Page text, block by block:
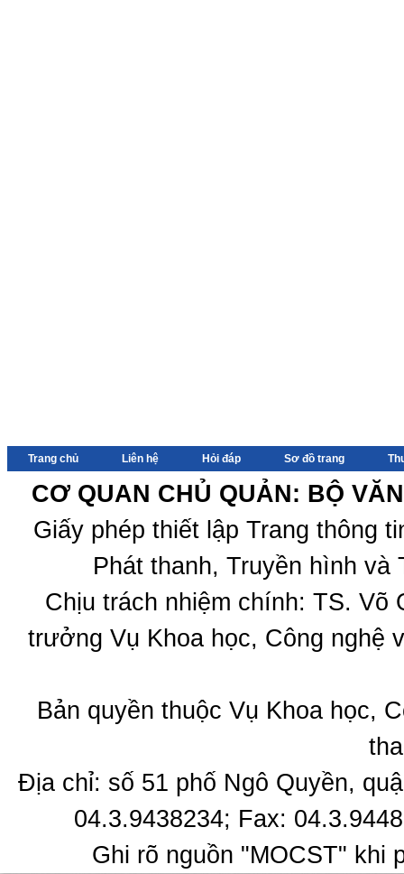
Trang chủ Liên hệ Hỏi đáp Sơ đồ trang
CƠ QUAN CHỦ QUẢN: BỘ
Giấy phép thiết lập Trang thông
Phát thanh, Truyền hình
Chịu trách nhiệm chính: TS.
trưởng Vụ Khoa học, Công nghệ
Bản quyền thuộc Vụ Khoa học,
Địa chỉ: số 51 phố Ngô Quyền,
04.3.9438234; Fax:
Ghi rõ nguồn "MOCST" khi